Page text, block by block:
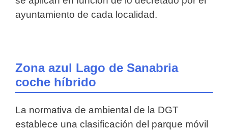
ayuntamiento de cada localidad.
Zona azul Lago de Sanabria
coche híbrido
La normativa de ambiental de la DGT
establece una clasificación del parque móvil